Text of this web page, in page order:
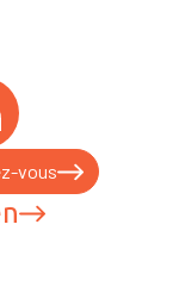
vous